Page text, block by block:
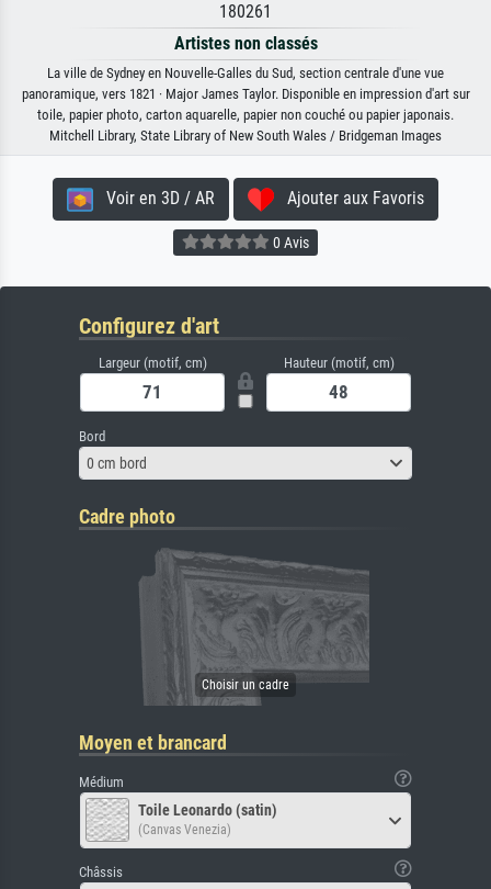
180261
Artistes non classés
La ville de Sydney en Nouvelle-Galles du Sud, section centrale d'une vue
panoramique, vers 1821 · Major James Taylor. Disponible en impression d'art sur
toile, papier photo, carton aquarelle, papier non couché ou papier japonais.
Mitchell Library, State Library of New South Wales / Bridgeman Images
Voir en 3D / AR Ajouter aux Favoris
0 Avis
Configurez d'art
Largeur (motif, cm) Hauteur (motif, cm)
Bord
0 cm bord
Cadre photo
Moyen et brancard
Médium
Toile Leonardo (satin)
(Canvas Venezia)
Châssis